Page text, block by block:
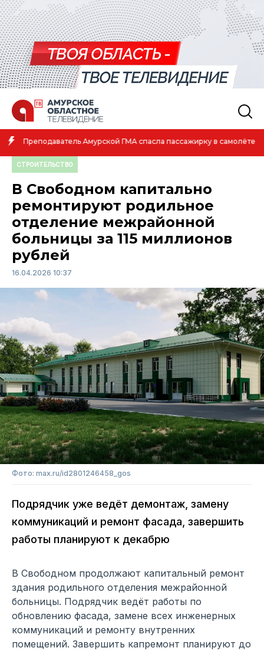
Амурская спортсменка выиграла первенство России по лёгкой
атлетике
СТРОИТЕЛЬСТВО
В Свободном капитально
ремонтируют родильное
отделение межрайонной
больницы за 115 миллионов
рублей
16.04.2026 10:37
Фото: max.ru/id2801246458_gos
Подрядчик уже ведёт демонтаж, замену
коммуникаций и ремонт фасада, завершить
работы планируют к декабрю
В Свободном продолжают капитальный ремонт
здания родильного отделения межрайонной
больницы. Подрядчик ведёт работы по
обновлению фасада, замене всех инженерных
коммуникаций и ремонту внутренних
помещений. Завершить капремонт планируют до